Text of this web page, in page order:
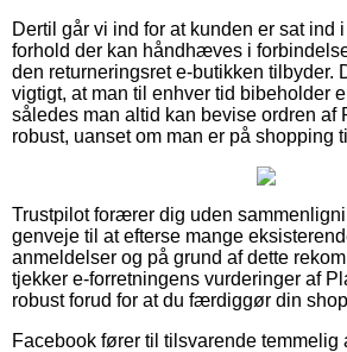
Dertil går vi ind for at kunden er sat ind
forhold der kan håndhæves i
den returneringsret e-butikken tilbyder.
vigtigt, at man til enhver tid bibeholder
således man altid kan bevise ordren af
robust, uanset om man er på shopping
Trustpilot forærer dig uden
genveje til at efterse mange
anmeldelser og på grund af dette
tjekker e-forretningens vurderinger af
robust forud for at du færdiggør din
Facebook fører til tilsvarende